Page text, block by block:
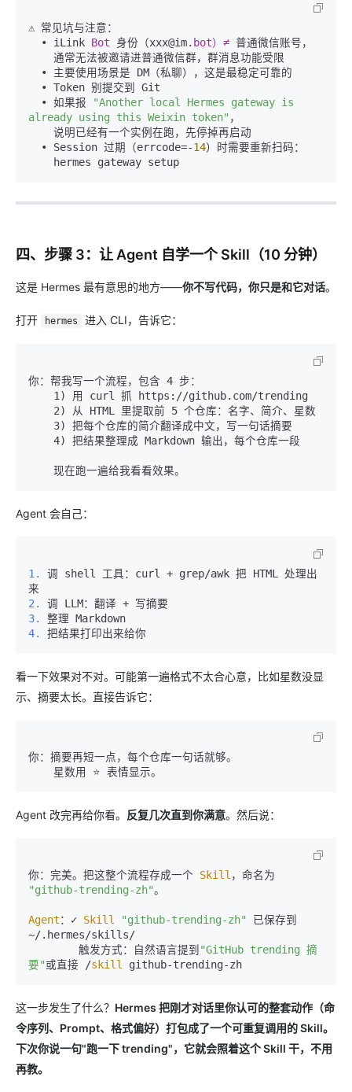
⚠️ 常见坑与注意：
  • iLink
Bot 身份（xxx@im. bot）≠ 普通微信账号，
  • 如果报
"Another local Hermes gateway is
already using this Weixin token" ，
  • Session 过期（errcode=-
14）时需要重新扫码：
四、步骤 3：让 Agent 自学一个 Skill（10 分钟）
这是 Hermes 最有意思的地方——你不写代码，你只是和它对话。
打开 hermes 进入 CLI，告诉它：
Agent 会自己：
1.
调 shell 工具：curl + grep/awk 把 HTML 处理出
2.
3.
4.
看一下效果对不对。可能第一遍格式不太合心意，比如星数没显
示、摘要太长。直接告诉它：
Agent 改完再给你看。 反复几次直到你满意。然后说：
你：完美。把这整个流程存成一个 Skill
"github-trending-zh"。
Agent：✓ Skill "github-trending-zh"
已保存到
~/.hermes/skills/
        触发方式：自然语言提到
"GitHub trending 摘
要"或直接 /skill
这一步发生了什么？ Hermes 把刚才对话里你认可的整套动作（命
令序列、Prompt、格式偏好）打包成了一个可重复调用的 Skill。
下次你说一句"跑一下 trending"，它就会照着这个 Skill 干，不用
再教。